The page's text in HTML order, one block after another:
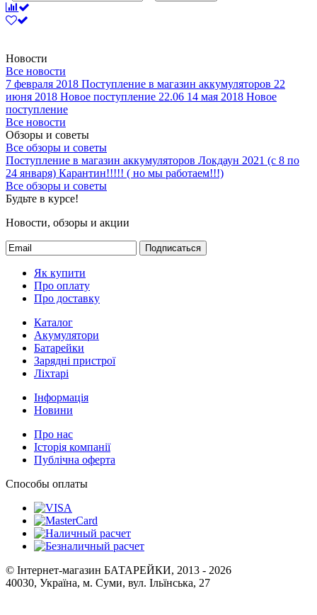
Новости
Все новости
7 февраля 2018 Поступление в магазин аккумуляторов 22
июня 2018 Новое поступление 22.06 14 мая 2018 Новое
поступление
Все новости
Обзоры и советы
Все обзоры и советы
Поступление в магазин аккумуляторов Локдаун 2021 (с 8 по
24 января) Карантин!!!!! ( но мы работаем!!!)
Все обзоры и советы
Будьте в курсе!
Новости, обзоры и акции
Подписаться
Як купити
Про оплату
Про доставку
Каталог
Акумулятори
Батарейки
Зарядні пристрої
Ліхтарі
Інформація
Новини
Про нас
Історія компанії
Публічна оферта
Способы оплаты
© Інтернет-магазин БАТАРЕЙКИ, 2013 - 2026
40030, Україна, м. Суми, вул. Ільїнська, 27